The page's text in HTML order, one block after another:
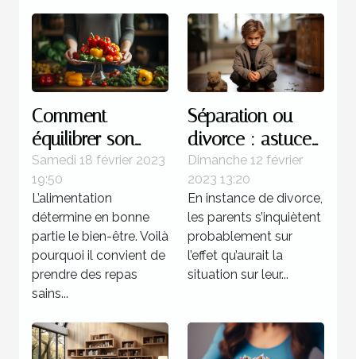
Comment
équilibrer son
alimentation ?
Samedi 18 février 2023
19:50
L’alimentation
détermine en bonne
partie le bien-être. Voilà
pourquoi il convient de
prendre des repas
sains...
Séparation ou
divorce : astuces
pour atténuer la
souffrance des
enfants
Dimanche 12 février
2023 13:20
En instance de divorce,
les parents s’inquiètent
probablement sur
l’effet qu’aurait la
situation sur leur...